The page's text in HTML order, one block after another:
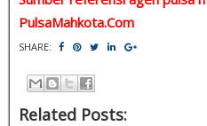
PulsaMahkota.Com
SHARE:
Related Posts: